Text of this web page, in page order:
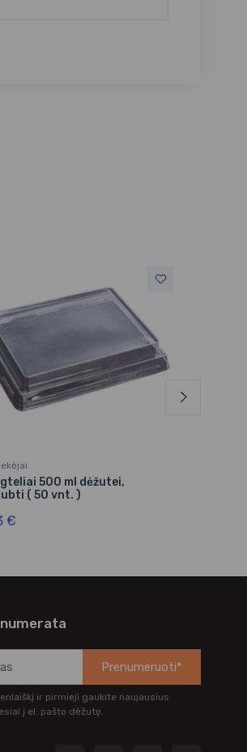
500 ml dėžutei,
( 50 vnt. )
€
Prenumeruoti*
ir pirmieji gaukite naujausius
į el. pašto dėžutę.